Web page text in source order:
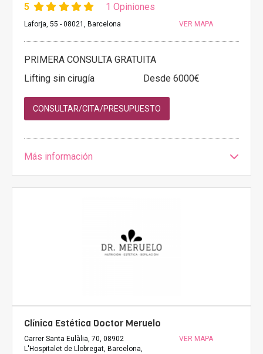
5 1 Opiniones
Laforja, 55 - 08021, Barcelona VER MAPA
PRIMERA CONSULTA GRATUITA
Lifting sin cirugía
Desde 6000€
CONSULTAR/CITA/PRESUPUESTO
Más información
Clínica Estética Doctor Meruelo
Carrer Santa Eulàlia, 70, 08902
L'Hospitalet de Llobregat, Barcelona,
VER MAPA